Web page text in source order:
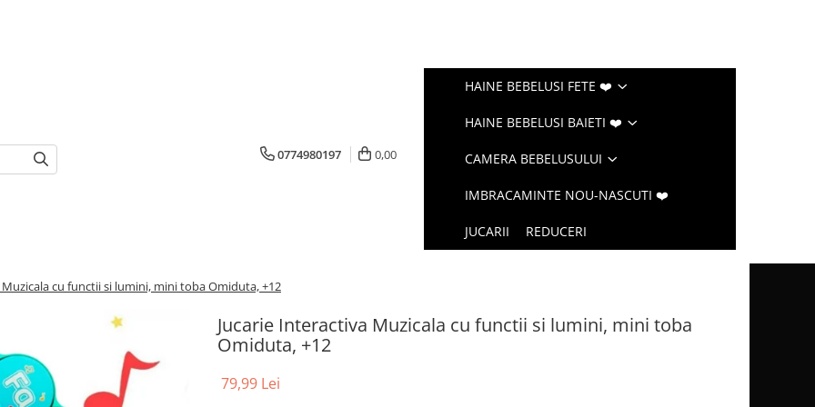
0774980197 0,00
HAINE BEBELUSI FETE ❤️
HAINE BEBELUSI BAIETI ❤️
CAMERA BEBELUSULUI
IMBRACAMINTE NOU-NASCUTI ❤️
JUCARII REDUCERI
cu functii si lumini, mini toba Omiduta, +12
Jucarie Interactiva Muzicala cu functii si lumini, mini toba
Omiduta, +12
79,99 Lei